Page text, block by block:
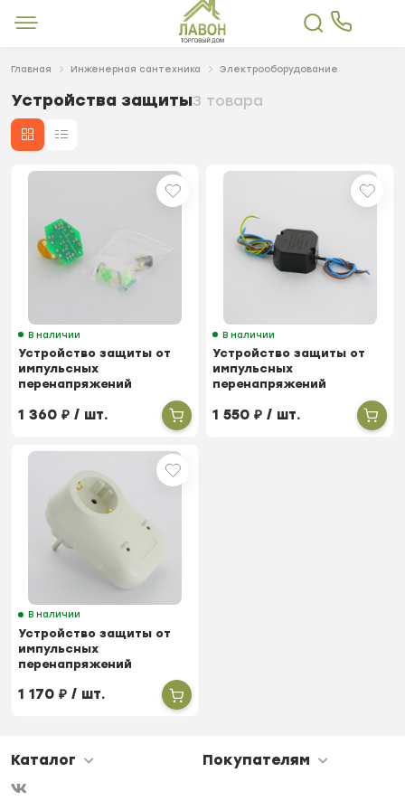
Главная Инженерная сантехника Электрооборудование
Устройства защиты3 товара
В наличии
Устройство защиты от
импульсных
перенапряжений
АЛЬБАТРОС-220/500 AC
1 360₽ / шт.
В наличии
Устройство защиты от
импульсных
перенапряжений
АЛЬБАТРОС-220/1000 AC
1 550₽ / шт.
В наличии
Устройство защиты от
импульсных
перенапряжений
АЛЬБАТРОС-220/3500 AC
1 170₽ / шт.
Каталог Покупателям